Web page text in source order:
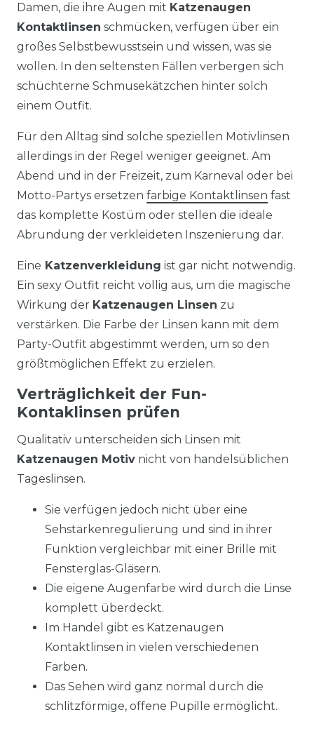
Damen, die ihre Augen mit Katzenaugen
Kontaktlinsen schmücken, verfügen über ein
großes Selbstbewusstsein und wissen, was sie
wollen. In den seltensten Fällen verbergen sich
schüchterne Schmusekätzchen hinter solch
einem Outfit.
Für den Alltag sind solche speziellen Motivlinsen
allerdings in der Regel weniger geeignet. Am
Abend und in der Freizeit, zum Karneval oder bei
Motto-Partys ersetzen farbige Kontaktlinsen fast
das komplette Kostüm oder stellen die ideale
Abrundung der verkleideten Inszenierung dar.
Eine Katzenverkleidung ist gar nicht notwendig.
Ein sexy Outfit reicht völlig aus, um die magische
Wirkung der Katzenaugen Linsen zu
verstärken. Die Farbe der Linsen kann mit dem
Party-Outfit abgestimmt werden, um so den
größtmöglichen Effekt zu erzielen.
Verträglichkeit der Fun-
Kontaklinsen prüfen
Qualitativ unterscheiden sich Linsen mit
Katzenaugen Motiv nicht von handelsüblichen
Tageslinsen.
Sie verfügen jedoch nicht über eine
Sehstärkenregulierung und sind in ihrer
Funktion vergleichbar mit einer Brille mit
Fensterglas-Gläsern.
Die eigene Augenfarbe wird durch die Linse
komplett überdeckt.
Im Handel gibt es Katzenaugen
Kontaktlinsen in vielen verschiedenen
Farben.
Das Sehen wird ganz normal durch die
schlitzförmige, offene Pupille ermöglicht.